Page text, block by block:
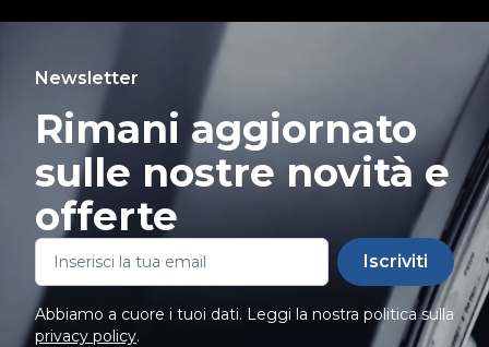
Newsletter
Rimani aggiornato
sulle nostre novità e
offerte
Iscriviti
Abbiamo a cuore i tuoi dati. Leggi la nostra politica sulla
privacy policy.